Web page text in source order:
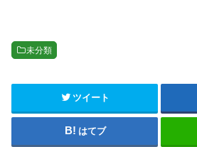
ぼすファンタジ
未分類
ツイート
はてブ